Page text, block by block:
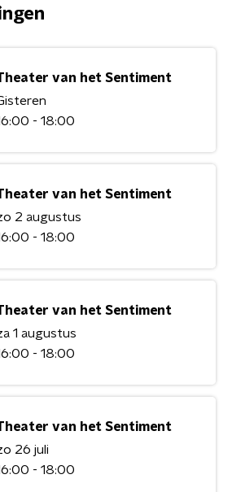
van het Sentiment
- 18:00
van het Sentiment
2 augustus
- 18:00
van het Sentiment
1 augustus
- 18:00
van het Sentiment
26 juli
- 18:00